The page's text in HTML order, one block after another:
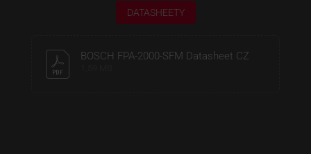
DATASHEETY
BOSCH FPA-2000-SFM Datasheet CZ